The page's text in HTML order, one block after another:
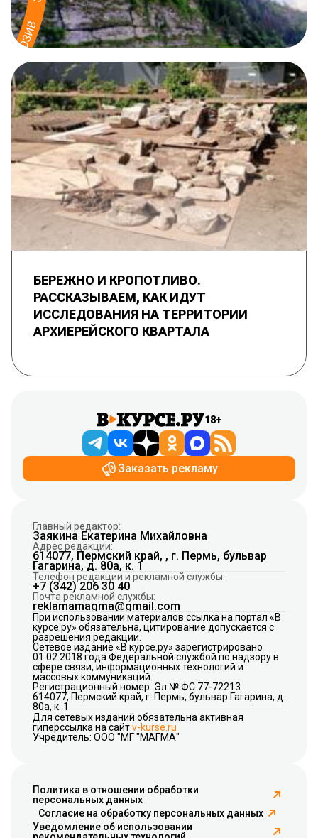
БЕРЕЖНО И КРОПОТЛИВО.
РАССКАЗЫВАЕМ, КАК ИДУТ
ИССЛЕДОВАНИЯ НА ТЕРРИТОРИИ
АРХИЕРЕЙСКОГО КВАРТАЛА
18+
Заказать рекламу
Главный редактор:
Заякина Екатерина Михайловна
Адрес редакции:
614077, Пермский край, , г. Пермь, бульвар
Гагарина, д. 80а, к. 1
Телефон редакции и рекламной службы:
+7 (342) 206 30 40
Почта рекламной службы:
reklamamagma@gmail.com
При использовании материалов ссылка на портал «В
курсе.ру» обязательна, цитирование допускается с
разрешения редакции.
Сетевое издание «В курсе.ру» зарегистрировано
01.02.2018 года Федеральной службой по надзору в
сфере связи, информационных технологий и
массовых коммуникаций.
Регистрационный номер: Эл № ФС 77-72213
614077, Пермский край, г. Пермь, бульвар Гагарина, д.
80а, к. 1
Для сетевых изданий обязательна активная
гиперссылка на сайтv-kurse.ru
Учредитель: ООО "МГ "МАГМА"
Политика в отношении обработки
персональных данных
Согласие на обработку персональных данных
Уведомление об использовании